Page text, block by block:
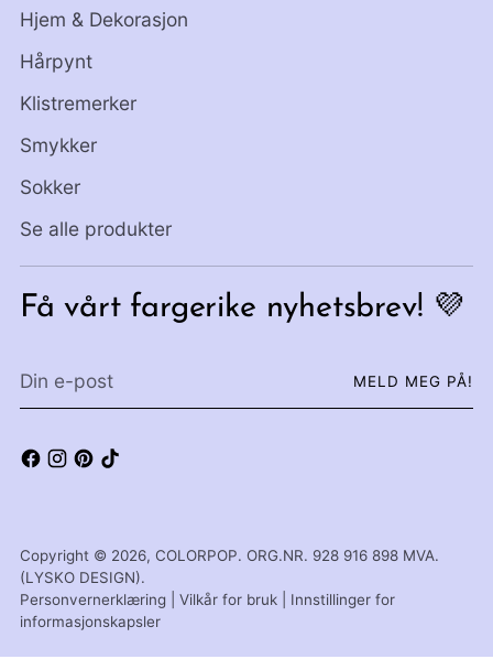
Hjem & Dekorasjon
Hårpynt
Klistremerker
Smykker
Sokker
Se alle produkter
Få vårt fargerike nyhetsbrev! 💜
e-
MELD MEG PÅ!
Copyright © 2026, COLORPOP. ORG.NR. 928 916 898 MVA.
(LYSKO DESIGN).
Personvernerklæring
Vilkår for bruk
Innstillinger for
informasjonskapsler